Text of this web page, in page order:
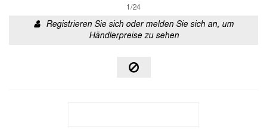
1/24
Registrieren Sie sich oder melden Sie sich an, um
Händlerpreise zu sehen